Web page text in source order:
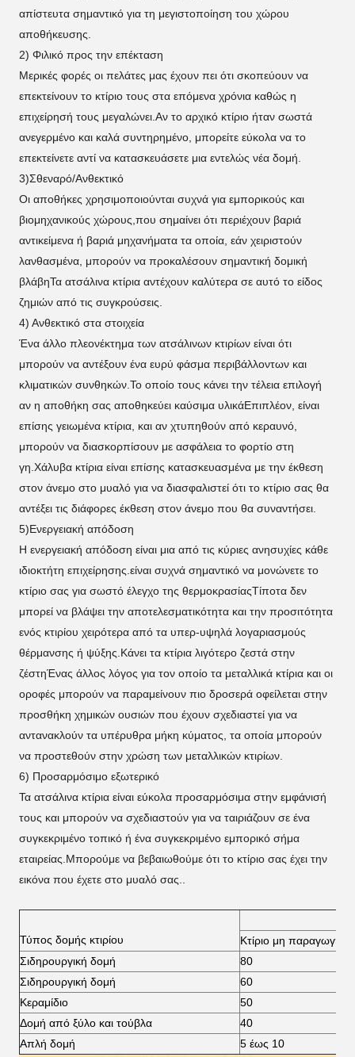
απίστευτα σημαντικό για τη μεγιστοποίηση του χώρου
αποθήκευσης.
2) Φιλικό προς την επέκταση
Μερικές φορές οι πελάτες μας έχουν πει ότι σκοπεύουν να
επεκτείνουν το κτίριο τους στα επόμενα χρόνια καθώς η
επιχείρησή τους μεγαλώνει.Αν το αρχικό κτίριο ήταν σωστά
ανεγερμένο και καλά συντηρημένο, μπορείτε εύκολα να το
επεκτείνετε αντί να κατασκευάσετε μια εντελώς νέα δομή.
3)Σθεναρό/Ανθεκτικό
Οι αποθήκες χρησιμοποιούνται συχνά για εμπορικούς και
βιομηχανικούς χώρους,που σημαίνει ότι περιέχουν βαριά
αντικείμενα ή βαριά μηχανήματα τα οποία, εάν χειριστούν
λανθασμένα, μπορούν να προκαλέσουν σημαντική δομική
βλάβηΤα ατσάλινα κτίρια αντέχουν καλύτερα σε αυτό το είδος
ζημιών από τις συγκρούσεις.
4) Ανθεκτικό στα στοιχεία
Ένα άλλο πλεονέκτημα των ατσάλινων κτιρίων είναι ότι
μπορούν να αντέξουν ένα ευρύ φάσμα περιβάλλοντων και
κλιματικών συνθηκών.Το οποίο τους κάνει την τέλεια επιλογή
αν η αποθήκη σας αποθηκεύει καύσιμα υλικάΕπιπλέον, είναι
επίσης γειωμένα κτίρια, και αν χτυπηθούν από κεραυνό,
μπορούν να διασκορπίσουν με ασφάλεια το φορτίο στη
γη.Χάλυβα κτίρια είναι επίσης κατασκευασμένα με την έκθεση
στον άνεμο στο μυαλό για να διασφαλιστεί ότι το κτίριο σας θα
αντέξει τις διάφορες έκθεση στον άνεμο που θα συναντήσει.
5)Ενεργειακή απόδοση
Η ενεργειακή απόδοση είναι μια από τις κύριες ανησυχίες κάθε
ιδιοκτήτη επιχείρησης.είναι συχνά σημαντικό να μονώνετε το
κτίριο σας για σωστό έλεγχο της θερμοκρασίαςΤίποτα δεν
μπορεί να βλάψει την αποτελεσματικότητα και την προσιτότητα
ενός κτιρίου χειρότερα από τα υπερ-υψηλά λογαριασμούς
θέρμανσης ή ψύξης.Κάνει τα κτίρια λιγότερο ζεστά στην
ζέστηΈνας άλλος λόγος για τον οποίο τα μεταλλικά κτίρια και οι
οροφές μπορούν να παραμείνουν πιο δροσερά οφείλεται στην
προσθήκη χημικών ουσιών που έχουν σχεδιαστεί για να
αντανακλούν τα υπέρυθρα μήκη κύματος, τα οποία μπορούν
να προστεθούν στην χρώση των μεταλλικών κτιρίων.
6) Προσαρμόσιμο εξωτερικό
Τα ατσάλινα κτίρια είναι εύκολα προσαρμόσιμα στην εμφάνισή
τους και μπορούν να σχεδιαστούν για να ταιριάζουν σε ένα
συγκεκριμένο τοπικό ή ένα συγκεκριμένο εμπορικό σήμα
εταιρείας.Μπορούμε να βεβαιωθούμε ότι το κτίριο σας έχει την
εικόνα που έχετε στο μυαλό σας..
Τύπος δομής κτιρίου
Κτίριο μη παραγωγής
Σιδηρουργική δομή
80
Σιδηρουργική δομή
60
Κεραμίδιο
50
Δομή από ξύλο και τούβλα
40
Απλή δομή
5 έως 10